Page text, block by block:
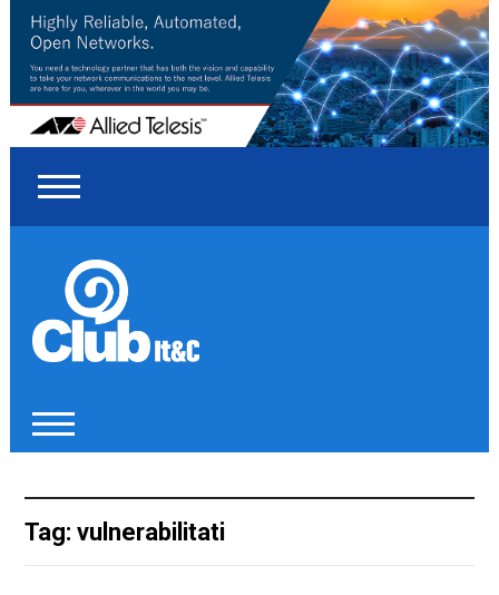
Tag: vulnerabilitati